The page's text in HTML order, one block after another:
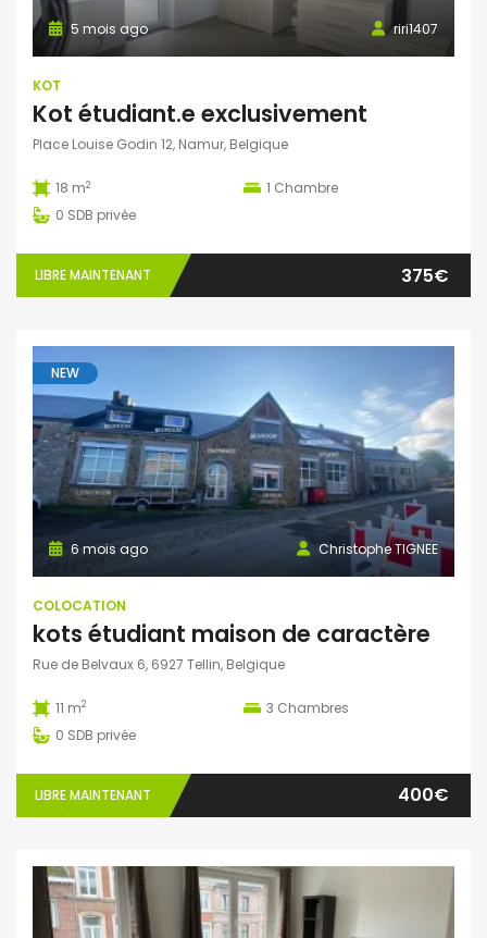
riri1407
5 mois ago
KOT
Kot étudiant.e exclusivement
Place Louise Godin 12, Namur, Belgique
18 m2 1 Chambre
0 SDB privée
LIBRE MAINTENANT 375€
NEW
Christophe TIGNEE
6 mois ago
COLOCATION
kots étudiant maison de caractère
Rue de Belvaux 6, 6927 Tellin, Belgique
11 m2 3 Chambres
0 SDB privée
LIBRE MAINTENANT 400€